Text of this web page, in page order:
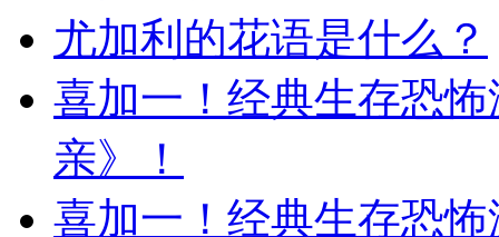
尤加利的花语是什么？
喜加一！经典生存恐
亲》！
喜加一！经典生存恐